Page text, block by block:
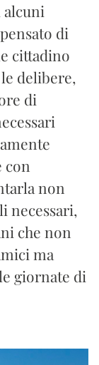
alcuni
di
cittadino
delibere,
di
con
non
necessari,
che non
ma
giornate di